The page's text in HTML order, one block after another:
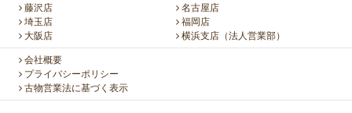
藤沢店
名古屋店
埼玉店
福岡店
大阪店
横浜支店（法人営業部）
会社概要
プライバシーポリシー
古物営業法に基づく表示